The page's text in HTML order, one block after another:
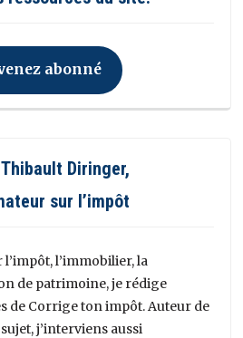
abonné
Diringer,
sur l’impôt
l’immobilier, la
de patrimoine, je rédige
de Corrige ton impôt. Auteur de
j’interviens aussi